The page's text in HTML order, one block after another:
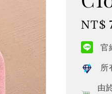
price
NT$
官
所
由